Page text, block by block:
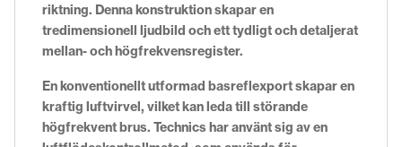
riktning. Denna konstruktion skapar en
tredimensionell ljudbild och ett tydligt och detaljerat
mellan- och högfrekvensregister.
En konventionellt utformad basreflexport skapar en
kraftig luftvirvel, vilket kan leda till störande
högfrekvent brus. Technics har använt sig av en